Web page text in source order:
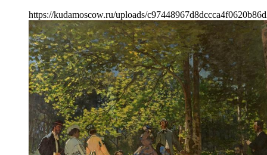
https://kudamoscow.ru/uploads/